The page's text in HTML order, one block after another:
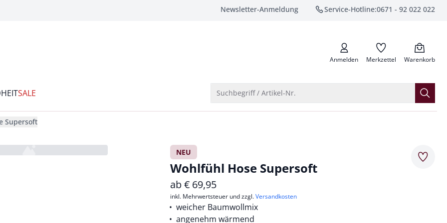
Newsletter-Anmeldung Service-Hotline:0671 - 92 022 022
anrufen
Anmelden Merkzettel Warenkorb
SALE Suchbegriff / Artikel-Nr.
Supersoft
NEU
Wohlfühl Hose Supersoft
ab€ 69,95
inkl. Mehrwertsteuer und zzgl.Versandkosten
weicher Baumwollmix
angenehm wärmend